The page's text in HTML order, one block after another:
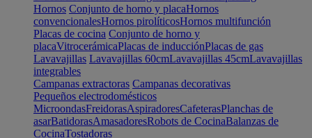
Hornos Conjunto de horno y placaHornos
convencionalesHornos pirolíticosHornos multifunción
Placas de cocina Conjunto de horno y
placaVitrocerámicaPlacas de inducciónPlacas de gas
Lavavajillas Lavavajillas 60cmLavavajillas 45cmLavavajillas
integrables
Campanas extractoras Campanas decorativas
Pequeños electrodomésticos
MicroondasFreidorasAspiradoresCafeterasPlanchas de
asarBatidorasAmasadoresRobots de CocinaBalanzas de
CocinaTostadoras